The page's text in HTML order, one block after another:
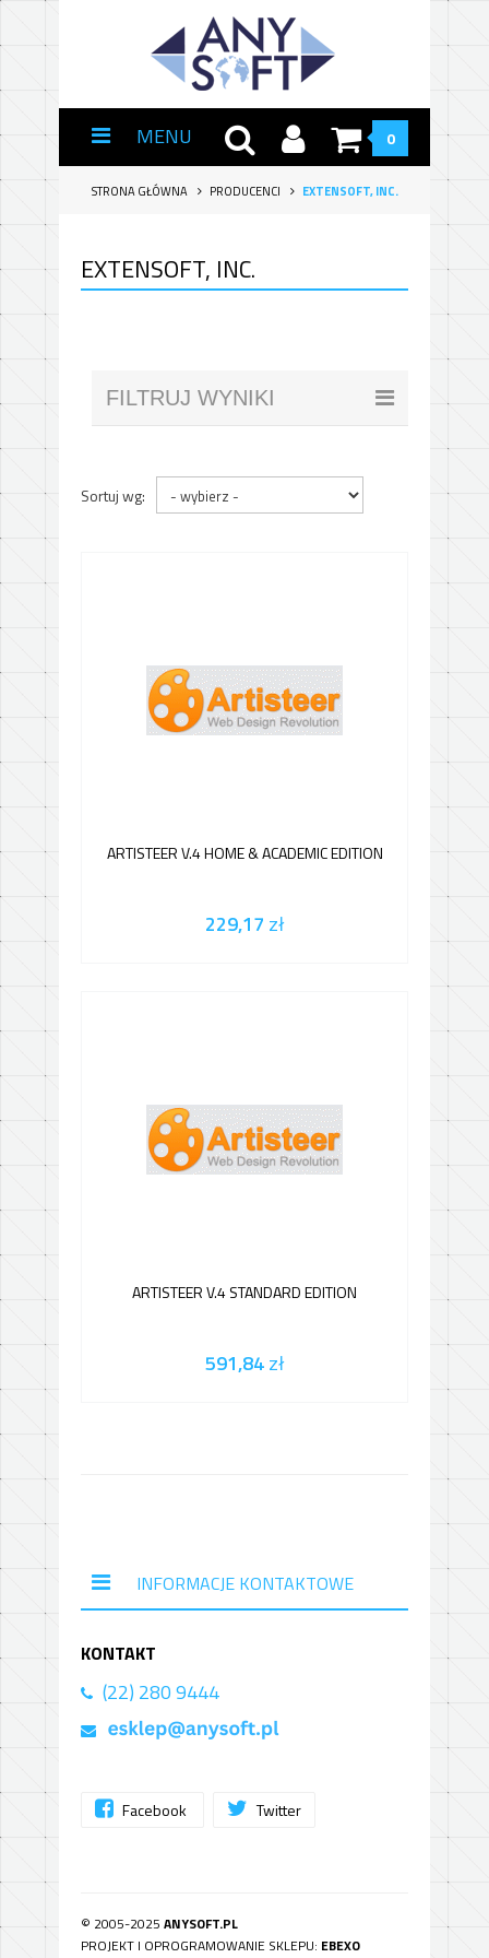
MENU 0
STRONA GŁÓWNA PRODUCENCI EXTENSOFT, INC.
EXTENSOFT, INC.
FILTRUJ WYNIKI
Sortuj wg:
ARTISTEER V.4 HOME & ACADEMIC EDITION
229,17 zł
ARTISTEER V.4 STANDARD EDITION
591,84zł
INFORMACJE KONTAKTOWE
KONTAKT
(22) 280 9444
Facebook Twitter
© 2005-2025 ANYSOFT.PL
PROJEKT I OPROGRAMOWANIE SKLEPU: EBEXO